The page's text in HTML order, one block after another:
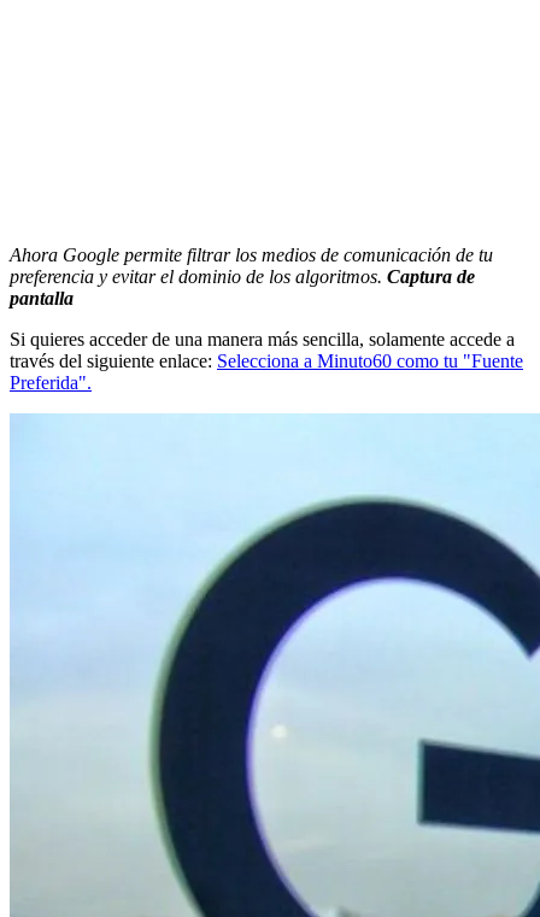
Ahora Google permite filtrar los medios de comunicación de tu
preferencia y evitar el dominio de los algoritmos. Captura de
pantalla
Si quieres acceder de una manera más sencilla, solamente accede a
través del siguiente enlace: Selecciona a Minuto60 como tu "Fuente
Preferida".